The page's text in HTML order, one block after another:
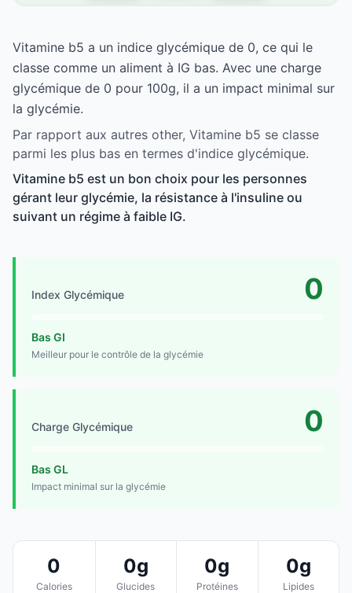
Vitamine b5 a un indice glycémique de 0, ce qui le
classe comme un aliment à IG bas. Avec une charge
glycémique de 0 pour 100g, il a un impact minimal sur
la glycémie.
Par rapport aux autres other, Vitamine b5 se classe
parmi les plus bas en termes d'indice glycémique.
Vitamine b5 est un bon choix pour les personnes
gérant leur glycémie, la résistance à l'insuline ou
suivant un régime à faible IG.
Index Glycémique 0
Bas GI
Meilleur pour le contrôle de la glycémie
Charge Glycémique 0
Bas GL
Impact minimal sur la glycémie
0
Calories
0g
Glucides
0g
Protéines
0g
Lipides